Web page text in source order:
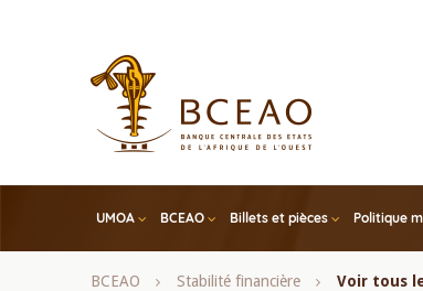
UMOA BCEAO Billets et pièces Politique
Fil
BCEAO Stabilité financière Voir tous